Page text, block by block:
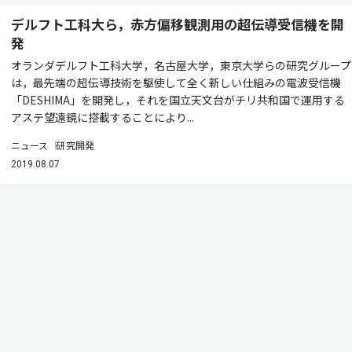
デルフト工科大ら，赤方偏移観測用の超伝導受信機を開
発
オランダデルフト工科大学，名古屋大学，東京大学らの研究グループ
は，最先端の超伝導技術を駆使して全く新しい仕組みの電波受信機
「DESHIMA」を開発し，それを国立天文台がチリ共和国で運用する
アステ望遠鏡に搭載することにより...
ニュース 研究開発
2019.08.07